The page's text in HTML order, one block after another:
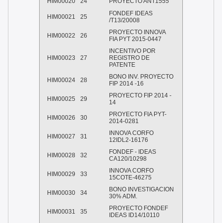
HIM00021 25
FONDEF IDEAS
/T13/20008
HIM00022 26
PROYECTO INNOVA
FIA PYT 2015-0447
HIM00023 27
INCENTIVO POR
REGISTRO DE
PATENTE
HIM00024 28
BONO INV. PROYECTO
FIP 2014 -16
HIM00025 29
PROYECTO FIP 2014 -
14
HIM00026 30
PROYECTO FIA PYT-
2014-0281
HIM00027 31
INNOVA CORFO
12IDL2-16176
HIM00028 32
FONDEF - IDEAS
CA120/10298
HIM00029 33
INNOVA CORFO
15COTE-46275
HIM00030 34
BONO INVESTIGACION
30% ADM.
HIM00031 35
PROYECTO FONDEF
IDEAS ID14/10110